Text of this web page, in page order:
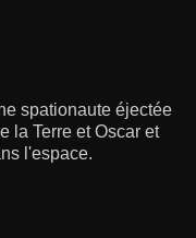
spationaute éjectée
la Terre et Oscar et
l'espace.